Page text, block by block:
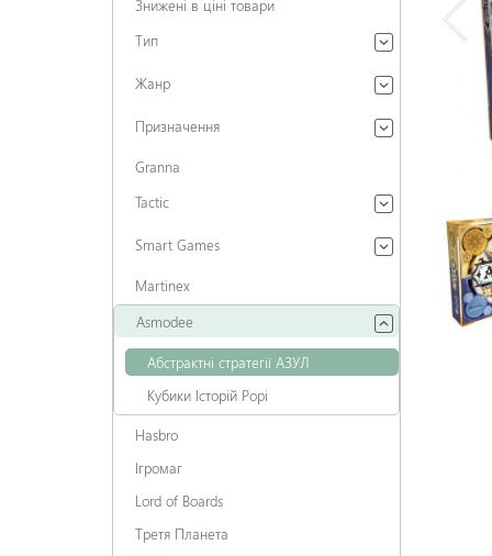
Знижені в ціні товари
Тип
Жанр
Призначення
Granna
Tactic
Smart Games
Martinex
Asmodee
Абстрактні стратегії АЗУЛ
Кубики Історій Рорі
Hasbro
Ігромаг
Lord of Boards
Третя Планета